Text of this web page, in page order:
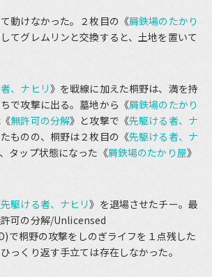
動けなかった。２枚目の《屑鉄場のたかり
てグレムリンと交換すると、土地を置いて
、ナヒリ》を戦線に加えた桐野は、満を持
で攻撃に出る。墓地から《屑鉄場のたかり
無許可の分解》と攻撃で《先駆ける者、ナ
ものの、桐野は２枚目の《先駆ける者、ナ
タップ状態になった《屑鉄場のたかり屋》
先駆ける者、ナヒリ》を退場させたチー。最
可の分解/Unlicensed
桐野の攻撃をしのぎライフを１点残した
っくり返す手立ては存在しなかった。